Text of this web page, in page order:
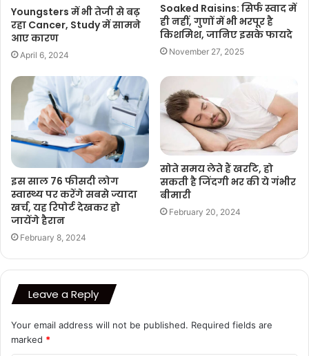
Youngsters में भी तेजी से बढ़
रहा Cancer, Study में सामने
आए कारण
April 6, 2024
Soaked Raisins: सिर्फ स्वाद में
ही नहीं, गुणों में भी भरपूर है
किशमिश, जानिए इसके फायदे
November 27, 2025
इस साल 76 फीसदी लोग
स्वास्थ्य पर करेंगे सबसे ज्यादा
खर्च, यह रिपोर्ट देखकर हो
जायेंगे हैरान
February 8, 2024
सोते समय लेते हैं खर्राटे, हो
सकती है जिंदगी भर की ये गंभीर
बीमारी
February 20, 2024
Leave a Reply
Your email address will not be published. Required fields are
marked *